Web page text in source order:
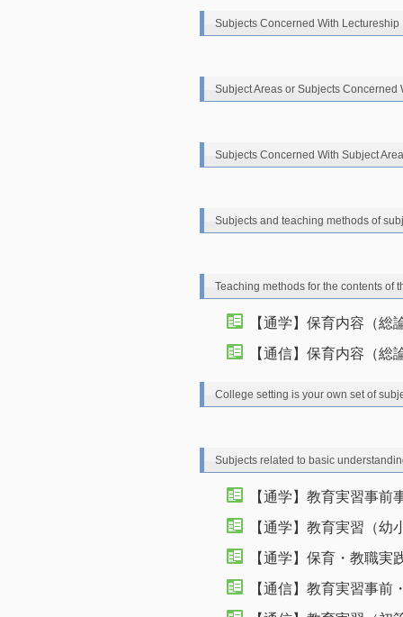
Subjects Concerned With Lectureship
Subject Areas or Subjects Concerned
Subjects Concerned With Subject
Subjects and teaching methods of
Teaching methods for the contents of
【通学】保育内容（
【通信】保育内容（
College setting is your own set of
Subjects related to basic
【通学】教育実習事
【通学】教育実習（
【通学】保育・教職
【通信】教育実習事